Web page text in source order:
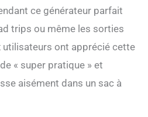
énergétique, doublant
l'autonomie des appareils
consommant moins de 100
W et prolongeant ainsi leur
15 heures. Connectée au
panneau solaire de 60 W
ce générateur parfait
trips ou même les sorties
utilisateurs ont apprécié cette
« super pratique » et
aisément dans un sac à